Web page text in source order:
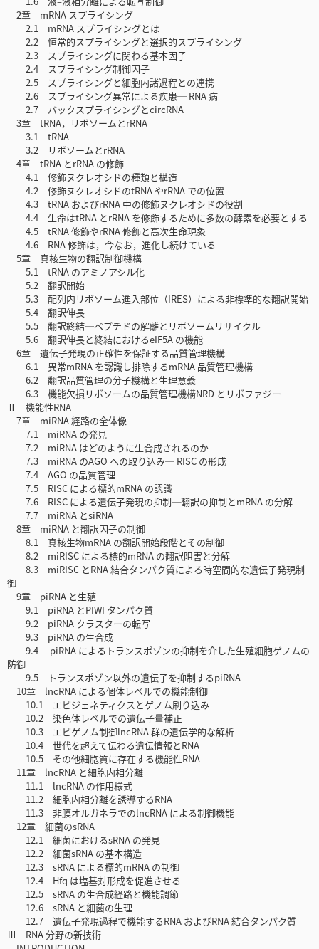
2章 mRNA スプライシング
2.1 mRNA スプライシングとは
2.2 恒常的スプライシングと選択的スプライシング
2.3 スプライシングに関わる基本因子
2.4 スプライシング制御因子
2.5 スプライシングと細胞内諸過程との連携
2.6 スプライシング異常による疾患─ RNA 病
2.7 バックスプライシングとcircRNA
3章 tRNA，リボソームとrRNA
3.1 tRNA
3.2 リボソームとrRNA
4章 tRNA とrRNA の修飾
4.1 修飾ヌクレオシドの種類と構造
4.2 修飾ヌクレオシドのtRNA やrRNA での位置
4.3 tRNA およびrRNA 中の修飾ヌクレオシドの役割
4.4 生命はtRNA とrRNA を修飾するために多数の酵素を必要とする
4.5 tRNA 修飾やrRNA 修飾と高次生命現象
4.6 RNA 修飾は，今なお，進化し続けている
5章 真核生物の翻訳制御機構
5.1 tRNA のアミノアシル化
5.2 翻訳開始
5.3 配列内リボソーム進入部位（IRES）による非標準的な翻訳開始
5.4 翻訳伸長
5.5 翻訳終結─ペプチドの解離とリボソームリサイクル
5.6 翻訳伸長と終結におけるeIF5A の機能
6章 遺伝子発現の正確性を保証する品質管理機構
6.1 異常mRNA を認識し排除するmRNA 品質管理機構
6.2 翻訳品質管理の分子機構と生理意義
6.3 機能欠損リボソームの品質管理機構NRD とリボファジー
Ⅱ 機能性RNA
7章 miRNA 経路の全体像
7.1 miRNA の発見
7.2 miRNA はどのように生合成されるのか
7.3 miRNA のAGO への取り込み─ RISC の形成
7.4 AGO の品質管理
7.5 RISC による標的mRNA の認識
7.6 RISC による遺伝子発現の抑制─翻訳の抑制とmRNA の分解
7.7 miRNA とsiRNA
8章 miRNA と翻訳因子の制御
8.1 真核生物mRNA の翻訳開始段階とその制御
8.2 miRISC による標的mRNA の翻訳阻害と分解
8.3 miRISC とRNA 結合タンパク質による時空間的な遺伝子発現制
御
9章 piRNA と生殖
9.1 piRNA とPIWI タンパク質
9.2 piRNA クラスターの転写
9.3 piRNA の生合成
9.4 piRNA によるトランスポゾンの抑制を介した生殖細胞ゲノムの
防御
9.5 トランスポゾン以外の遺伝子を抑制するpiRNA
10章 lncRNA による個体レベルでの機能制御
10.1 エピジェネティクスとゲノム刷り込み
10.2 染色体レベルでの遺伝子量補正
10.3 エピゲノム制御lncRNA 群の遺伝学的な解析
10.4 世代を超えて伝わる遺伝情報とRNA
10.5 その他細胞質に存在する機能性RNA
11章 lncRNA と細胞内相分離
11.1 lncRNA の作用様式
11.2 細胞内相分離を誘導するRNA
11.3 非膜オルガネラでのlncRNA による制御機能
12章 細菌のsRNA
12.1 細菌におけるsRNA の発見
12.2 細菌sRNA の基本構造
12.3 sRNA による標的mRNA の制御
12.4 Hfq は塩基対形成を促進させる
12.5 sRNA の生合成経路と機能調節
12.6 sRNA と細菌の生理
12.7 遺伝子発現過程で機能するRNA およびRNA 結合タンパク質
Ⅲ RNA 分野の新技術